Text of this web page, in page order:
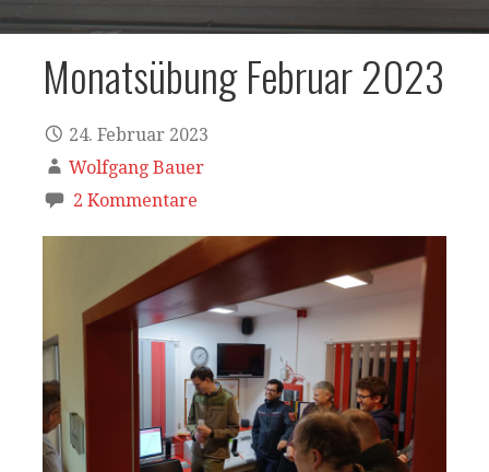
Monatsübung Februar 2023
24. Februar 2023
Wolfgang Bauer
2 Kommentare